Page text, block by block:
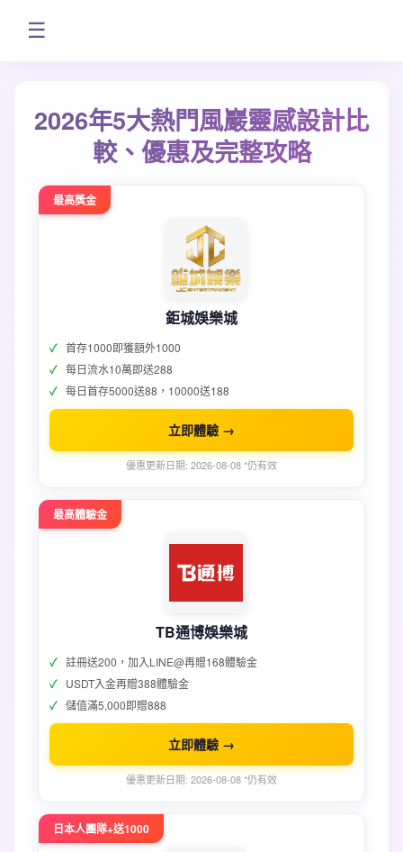
☰
2026年5大熱門風巖靈感設計比
較、優惠及完整攻略
最高獎金
鉅城娛樂城
首存1000即獲額外1000
每日流水10萬即送288
每日首存5000送88，10000送188
立即體驗 →
優惠更新日期: 2026-08-08 *仍有效
最高體驗金
TB通博娛樂城
註冊送200，加入LINE@再贈168體驗金
USDT入金再贈388體驗金
儲值滿5,000即贈888
立即體驗 →
優惠更新日期: 2026-08-08 *仍有效
日本人團隊+送1000